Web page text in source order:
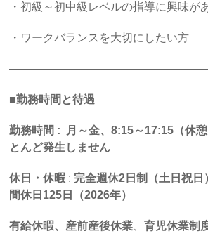
・初級～初中級レベルの指導に興味が
・ワークバランスを大切にしたい方
■勤務時間と待遇
勤務時間 : 月～金、8:15～17:15（休
とんど発生しません
休日・休暇 : 完全週休2日制（土日祝日
間休日125日（2026年）
有給休暇、産前産後休業 、育児休業制